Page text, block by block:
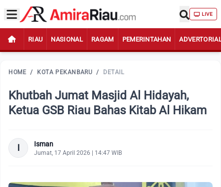
LIVE
RIAU NASIONAL RAGAM PEMERINTAHAN
HOME / KOTA PEKANBARU / DETAIL
Khutbah Jumat Masjid Al Hidayah,
Ketua GSB Riau Bahas Kitab Al Hikam
I Isman
Jumat, 17 April 2026 | 14:47 WIB